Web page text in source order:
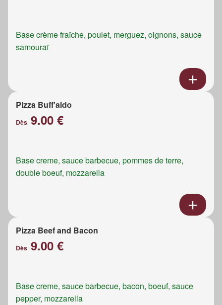
Base crème fraîche, poulet, merguez, oignons, sauce
samouraï
Pizza Buff'aldo
Dès 9.00 €
Base creme, sauce barbecue, pommes de terre,
double boeuf, mozzarella
Pizza Beef and Bacon
Dès 9.00 €
Base creme, sauce barbecue, bacon, boeuf, sauce
pepper, mozzarella